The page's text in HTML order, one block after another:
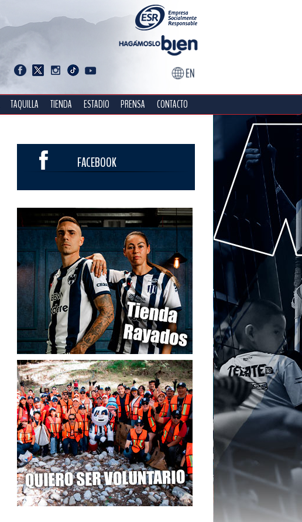
TAQUILLA TIENDA ESTADIO PRENSA CONTACTO
FACEBOOK